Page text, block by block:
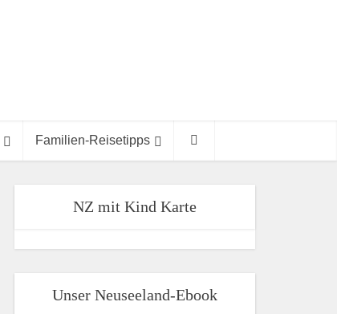
Familien-Reisetipps
NZ mit Kind Karte
Unser Neuseeland-Ebook